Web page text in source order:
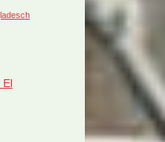
El